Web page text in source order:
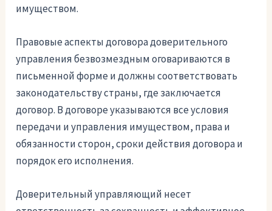
имуществом.
Правовые аспекты договора доверительного
управления безвозмездным оговариваются в
письменной форме и должны соответствовать
законодательству страны, где заключается
договор. В договоре указываются все условия
передачи и управления имуществом, права и
обязанности сторон, сроки действия договора и
порядок его исполнения.
Доверительный управляющий несет